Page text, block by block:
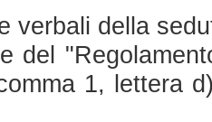
verbali della
del
1, lettera